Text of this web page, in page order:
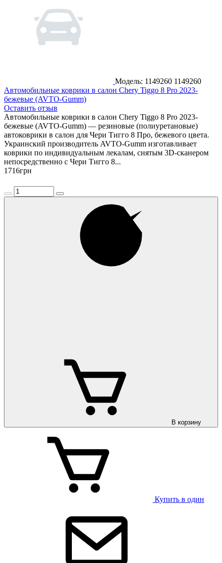
Модель: 1149260 1149260
Автомобильные коврики в салон Chery Tiggo 8 Pro 2023-
бежевые (AVTO-Gumm)
Оставить отзыв
Автомобильные коврики в салон Chery Tiggo 8 Pro 2023-
бежевые (AVTO-Gumm) — резиновые (полиуретановые)
автоковрики в салон для Чери Тигго 8 Про, бежевого цвета.
Украинский производитель AVTO-Gumm изготавливает
коврики по индивидуальным лекалам, снятым 3D-сканером
непосредственно с Чери Тигго 8...
1716грн
В корзину
Купить в один